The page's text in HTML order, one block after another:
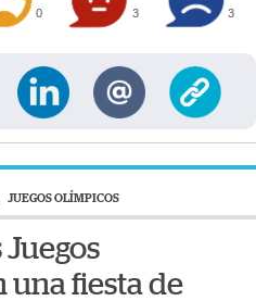
0 3 3
JUEGOS OLÍMPICOS
una fiesta de